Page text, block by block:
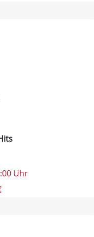
Uhr